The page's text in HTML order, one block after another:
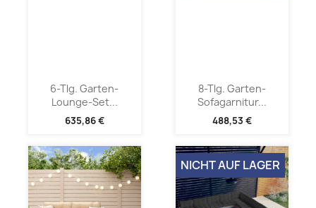
6-Tlg. Garten-
Lounge-Set...
635,86 €
8-Tlg. Garten-
Sofagarnitur...
488,53 €
NICHT AUF LAGER